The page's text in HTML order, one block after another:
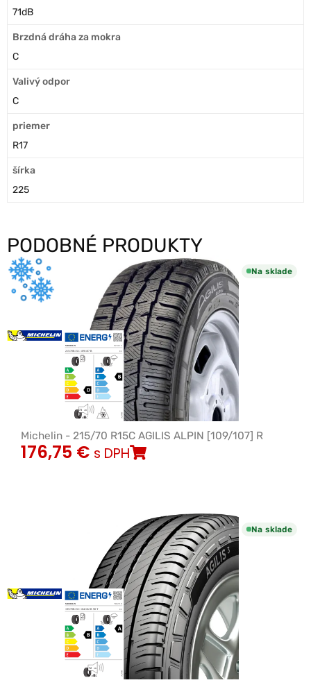
71dB
Brzdná dráha za mokra
C
Valivý odpor
C
priemer
R17
šírka
225
PODOBNÉ PRODUKTY
Na sklade
Michelin - 215/70 R15C AGILIS ALPIN [109/107] R
176,75 € s DPH
Na sklade